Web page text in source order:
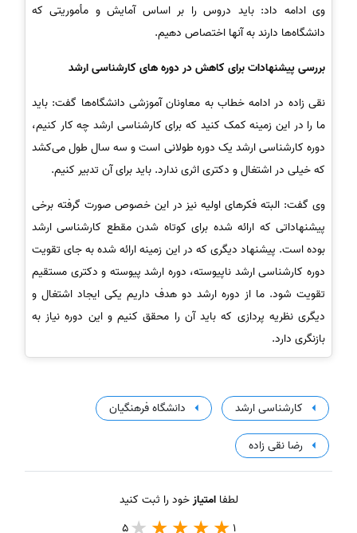
وی ادامه داد: باید دروس را بر اساس آمایش و مأموریتی که
دانشگاه‌ها دارند به آنها اختصاص دهیم.
بررسی پیشنهادات برای کاهش در دوره های کارشناسی ارشد
نقی زاده در ادامه خطاب به معاونان آموزشی دانشگاه‌ها گفت: باید
ما را در این زمینه کمک کنید که برای کارشناسی ارشد چه کار کنیم،
دوره کارشناسی ارشد یک دوره طولانی است و سه سال طول می‌کشد
که خیلی در اشتغال و دکتری اثری ندارد. باید برای آن تدبیر کنیم.
وی گفت: البته فکرهای اولیه نیز در این خصوص صورت گرفته برخی
پیشنهاداتی که ارائه شده برای کوتاه شدن مقطع کارشناسی ارشد
بوده است. پیشنهاد دیگری که در این زمینه ارائه شده به جای تقویت
دوره کارشناسی ارشد ناپیوسته، دوره ارشد پیوسته و دکتری مستقیم
تقویت شود. ما از دوره ارشد دو هدف داریم یکی ایجاد اشتغال و
دیگری نظریه پردازی که باید آن را محقق کنیم و این دوره نیاز به
بازنگری دارد.
کارشناسی ارشد دانشگاه فرهنگیان
رضا نقی زاده
لطفاامتیازخود را ثبت کنید
1
5